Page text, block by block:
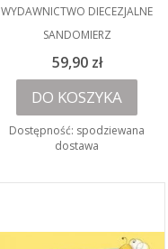
PRODUCENT
WYDAWNICTWO DIECEZJALNE
SANDOMIERZ
Cena
59,90 zł
DO KOSZYKA
Dostępność: spodziewana
dostawa